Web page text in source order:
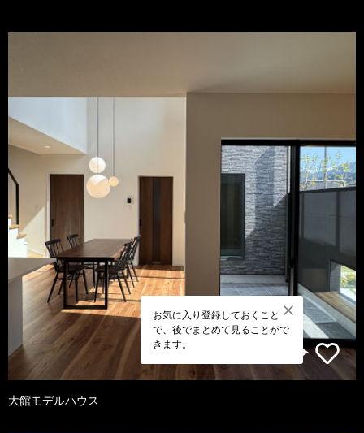
お気に入り登録しておくこと
で、後でまとめて見ることがで
きます。
大館モデルハウス